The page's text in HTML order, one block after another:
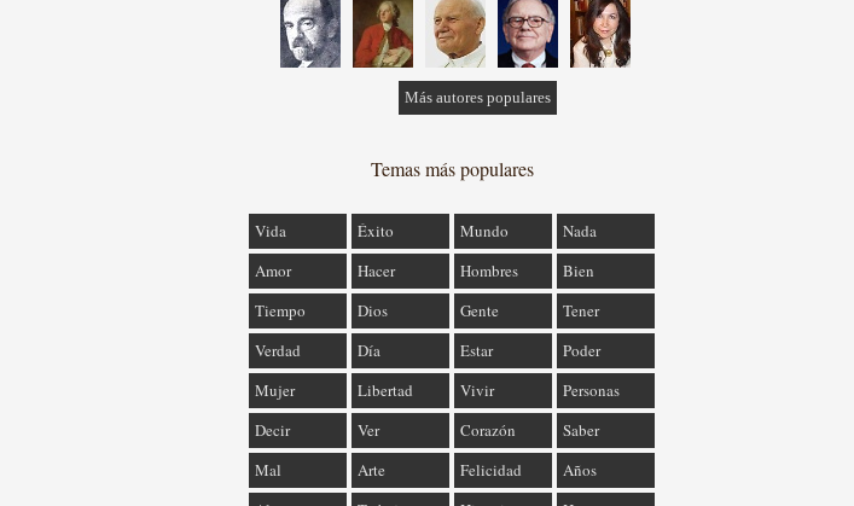
Más autores populares
Temas más populares
Vida Éxito Mundo
Nada
Amor
Hacer Hombres
Bien
Tiempo
Dios Gente
Tener
Verdad
Día Estar
Poder
Mujer
Libertad Vivir
Personas
Decir
Ver Corazón
Saber
Mal
Arte Felicidad
Años